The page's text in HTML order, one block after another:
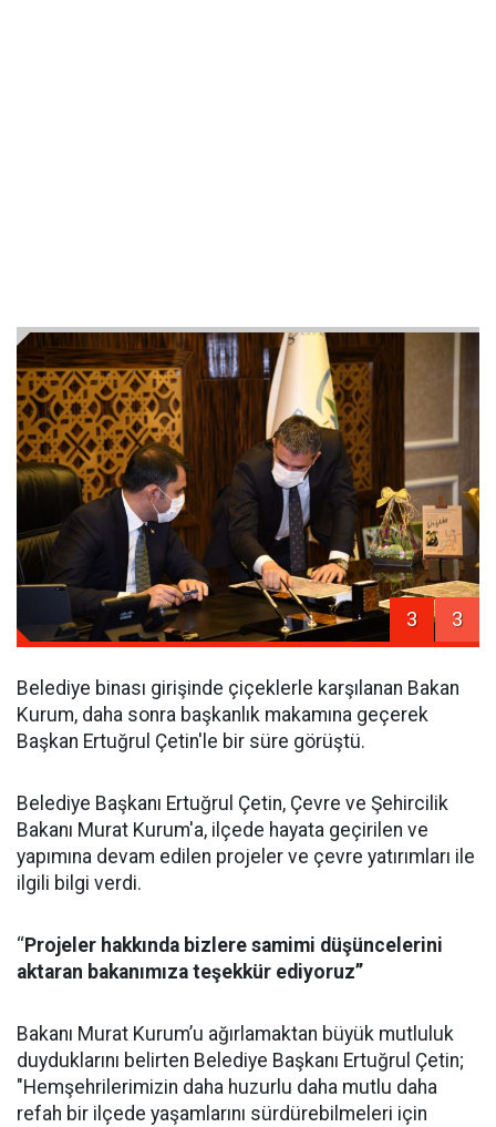
3 3
Belediye binası girişinde çiçeklerle karşılanan Bakan
Kurum, daha sonra başkanlık makamına geçerek
Başkan Ertuğrul Çetin'le bir süre görüştü.
Belediye Başkanı Ertuğrul Çetin, Çevre ve Şehircilik
Bakanı Murat Kurum'a, ilçede hayata geçirilen ve
yapımına devam edilen projeler ve çevre yatırımları ile
ilgili bilgi verdi.
‘‘Projeler hakkında bizlere samimi düşüncelerini
aktaran bakanımıza teşekkür ediyoruz’’
Bakanı Murat Kurum’u ağırlamaktan büyük mutluluk
duyduklarını belirten Belediye Başkanı Ertuğrul Çetin;
"Hemşehrilerimizin daha huzurlu daha mutlu daha
refah bir ilçede yaşamlarını sürdürebilmeleri için